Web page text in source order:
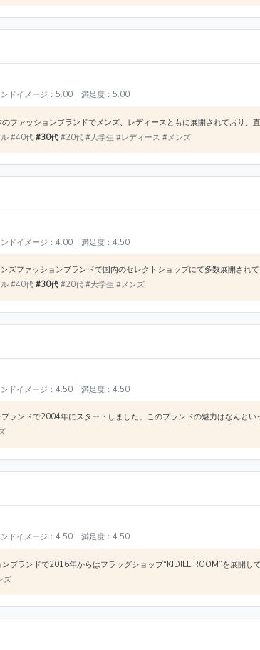
ドイメージ：5.00 満足度：5.00
ル #40代#30代 #20代 #大学生 #レディース #メンズ
ドイメージ：4.00 満足度：4.50
ル #40代#30代 #20代 #大学生 #メンズ
ドイメージ：4.50 満足度：4.50
ドイメージ：4.50 満足度：4.50
ズ